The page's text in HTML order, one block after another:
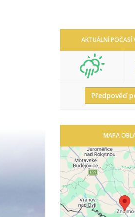
AKTUÁLNÍ POČASÍ
Předpověď
MAPA